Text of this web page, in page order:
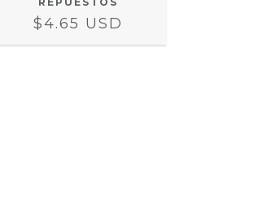
$4.65 USD